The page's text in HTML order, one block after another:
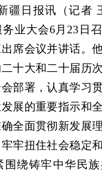
日报讯（记者
业大会6月23日
席会议并讲话。
十大和二十届历
部署，认真学习
展的重要指示和
全面贯彻新发展
牢扭住社会稳定
围绕铸牢中华民